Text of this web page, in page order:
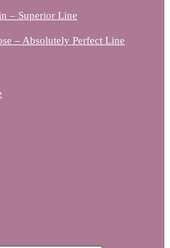
– Superior Line
– Absolutely Perfect Line